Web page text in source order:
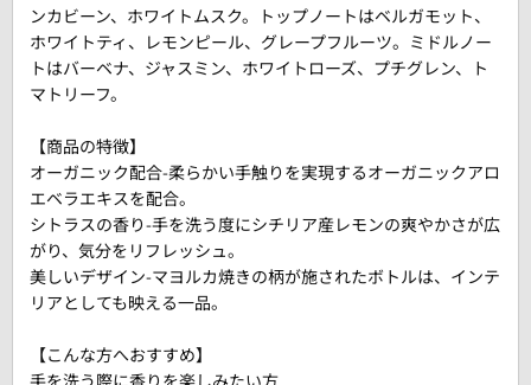
ンカビーン、ホワイトムスク。トップノートはベルガモット、
ホワイトティ、レモンピール、グレープフルーツ。ミドルノー
トはバーベナ、ジャスミン、ホワイトローズ、プチグレン、ト
マトリーフ。
【商品の特徴】
オーガニック配合-柔らかい手触りを実現するオーガニックアロ
エベラエキスを配合。
シトラスの香り-手を洗う度にシチリア産レモンの爽やかさが広
がり、気分をリフレッシュ。
美しいデザイン-マヨルカ焼きの柄が施されたボトルは、インテ
リアとしても映える一品。
【こんな方へおすすめ】
手を洗う際に香りを楽しみたい方